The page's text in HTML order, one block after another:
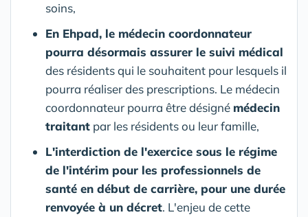
soins,
En Ehpad, le médecin coordonnateur
pourra désormais assurer le suivi médical
des résidents qui le souhaitent pour lesquels il
pourra réaliser des prescriptions. Le médecin
coordonnateur pourra être désigné médecin
traitant par les résidents ou leur famille,
L'interdiction de l'exercice sous le régime
de l'intérim pour les professionnels de
santé en début de carrière, pour une durée
renvoyée à un décret. L'enjeu de cette